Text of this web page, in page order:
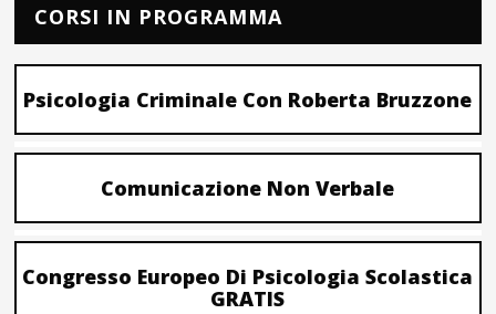
CORSI IN PROGRAMMA
Psicologia Criminale Con Roberta Bruzzone
Comunicazione Non Verbale
Congresso Europeo Di Psicologia Scolastica
GRATIS